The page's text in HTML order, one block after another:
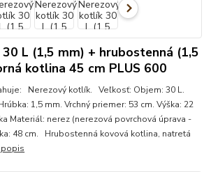
L (1,5 mm) + hrubostenná (1,5
kotlina 45 cm PLUS 600
Nerezový kotlík. Veľkosť: Objem: 30 L.
1,5 mm. Vrchný priemer: 53 cm. Výška: 22
Materiál: nerez (nerezová povrchová úprava -
48 cm. Hrubostenná kovová kotlina, natretá